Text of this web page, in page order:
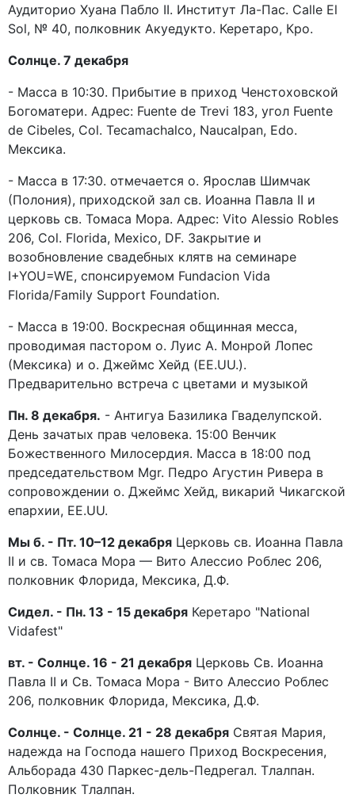
Аудиторио Хуана Пабло II. Институт Ла-Пас. Calle El
Sol, № 40, полковник Акуедукто. Керетаро, Кро.
Солнце. 7 декабря
- Масса в 10:30. Прибытие в приход Ченстоховской
Богоматери. Адрес: Fuente de Trevi 183, угол Fuente
de Cibeles, Col. Tecamachalco, Naucalpan, Edo.
Мексика.
- Масса в 17:30. отмечается о. Ярослав Шимчак
(Полония), приходской зал св. Иоанна Павла II и
церковь св. Томаса Мора. Адрес: Vito Alessio Robles
206, Col. Florida, Mexico, DF. Закрытие и
возобновление свадебных клятв на семинаре
I+YOU=WE, спонсируемом Fundacion Vida
Florida/Family Support Foundation.
- Масса в 19:00. Воскресная общинная месса,
проводимая пастором о. Луис А. Монрой Лопес
(Мексика) и о. Джеймс Хейд (EE.UU.).
Предварительно встреча с цветами и музыкой
Пн. 8 декабря. - Антигуа Базилика Гваделупской.
День зачатых прав человека. 15:00 Венчик
Божественного Милосердия. Масса в 18:00 под
председательством Mgr. Педро Агустин Ривера в
сопровождении о. Джеймс Хейд, викарий Чикагской
епархии, EE.UU.
Мы б. - Пт. 10–12 декабря Церковь св. Иоанна Павла
II и св. Томаса Мора — Вито Алессио Роблес 206,
полковник Флорида, Мексика, Д.Ф.
Сидел. - Пн. 13 - 15 декабря Керетаро "National
Vidafest"
вт. - Солнце. 16 - 21 декабря Церковь Св. Иоанна
Павла II и Св. Томаса Мора - Вито Алессио Роблес
206, полковник Флорида, Мексика, Д.Ф.
Солнце. - Солнце. 21 - 28 декабря Святая Мария,
надежда на Господа нашего Приход Воскресения,
Альборада 430 Паркес-дель-Педрегал. Тлалпан.
Полковник Тлалпан.